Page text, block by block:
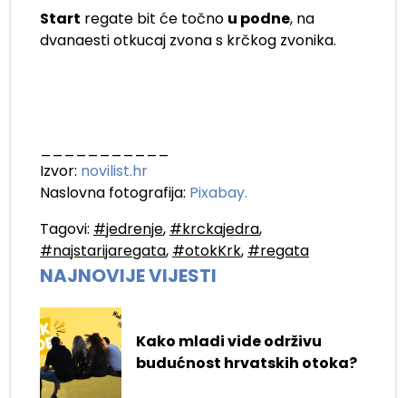
Start regate bit će točno u podne, na
dvanaesti otkucaj zvona s krčkog zvonika.
Izvor: novilist.hr
Naslovna fotografija: Pixabay.
Tagovi: #jedrenje, #krckajedra,
#najstarijaregata, #otokKrk, #regata
NAJNOVIJE VIJESTI
Kako mladi vide održivu
budućnost hrvatskih otoka?